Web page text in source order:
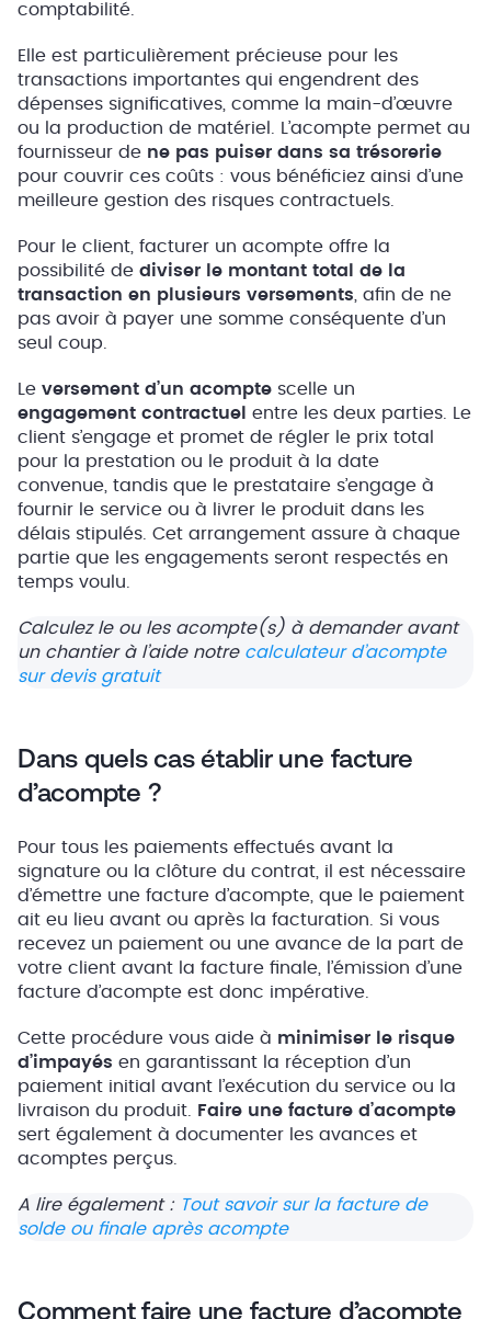
comptabilité.
Elle est particulièrement précieuse pour les
transactions importantes qui engendrent des
dépenses significatives, comme la main-d’œuvre
ou la production de matériel. L’acompte permet au
fournisseur de ne pas puiser dans sa trésorerie
pour couvrir ces coûts : vous bénéficiez ainsi d’une
meilleure gestion des risques contractuels.
Pour le client, facturer un acompte offre la
possibilité de diviser le montant total de la
transaction en plusieurs versements, afin de ne
pas avoir à payer une somme conséquente d’un
seul coup.
Le versement d’un acompte scelle un
engagement contractuel
entre les deux parties. Le
client s’engage et promet de régler le prix total
pour la prestation ou le produit à la date
convenue, tandis que le prestataire s’engage à
fournir le service ou à livrer le produit dans les
délais stipulés. Cet arrangement assure à chaque
partie que les engagements seront respectés en
temps voulu.
Calculez le ou les acompte(s) à demander avant
un chantier à l’aide notre calculateur d’acompte
sur devis gratuit
Dans quels cas établir une facture
d’acompte ?
Pour tous les paiements effectués avant la
signature ou la clôture du contrat, il est nécessaire
d’émettre une facture d’acompte, que le paiement
ait eu lieu avant ou après la facturation. Si vous
recevez un paiement ou une avance de la part de
votre client avant la facture finale, l’émission d’une
facture d’acompte est donc impérative.
Cette procédure vous aide à minimiser le risque
d’impayés en garantissant la réception d’un
paiement initial avant l’exécution du service ou la
livraison du produit. Faire une facture d’acompte
sert également à documenter les avances et
acomptes perçus.
A lire également : Tout savoir sur la facture de
solde ou finale après acompte
Comment faire une facture d’acompte